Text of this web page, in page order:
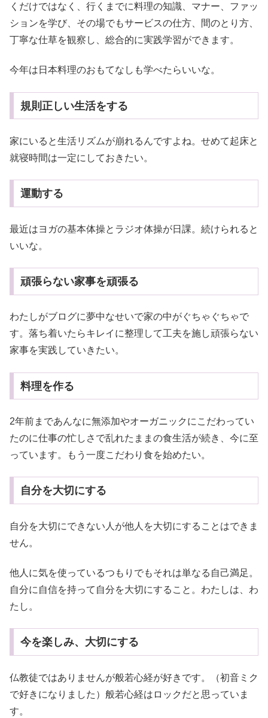
くだけではなく、行くまでに料理の知識、マナー、ファッ
ションを学び、その場でもサービスの仕方、間のとり方、
丁寧な仕草を観察し、総合的に実践学習ができます。
今年は日本料理のおもてなしも学べたらいいな。
規則正しい生活をする
家にいると生活リズムが崩れるんですよね。せめて起床と
就寝時間は一定にしておきたい。
運動する
最近はヨガの基本体操とラジオ体操が日課。続けられると
いいな。
頑張らない家事を頑張る
わたしがブログに夢中なせいで家の中がぐちゃぐちゃで
す。落ち着いたらキレイに整理して工夫を施し頑張らない
家事を実践していきたい。
料理を作る
2年前まであんなに無添加やオーガニックにこだわってい
たのに仕事の忙しさで乱れたままの食生活が続き、今に至
っています。もう一度こだわり食を始めたい。
自分を大切にする
自分を大切にできない人が他人を大切にすることはできま
せん。
他人に気を使っているつもりでもそれは単なる自己満足。
自分に自信を持って自分を大切にすること。わたしは、わ
たし。
今を楽しみ、大切にする
仏教徒ではありませんが般若心経が好きです。（初音ミク
で好きになりました）般若心経はロックだと思っていま
す。